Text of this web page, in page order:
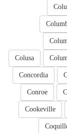
Colusa
Concordia
Conroe
Cookeville